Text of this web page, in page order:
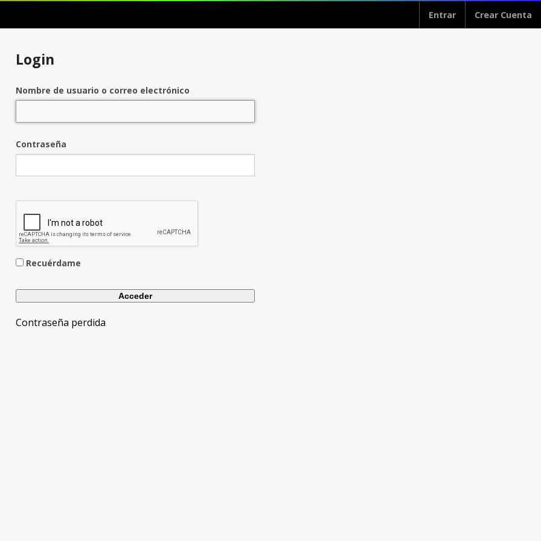
Entrar Crear Cuenta
Login
Nombre de usuario o correo electrónico
Contraseña
Recuérdame
Contraseña perdida